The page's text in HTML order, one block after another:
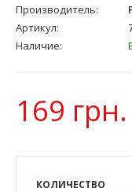
Производитель:
Артикул:
Наличие:
169 грн.
КОЛИЧЕСТВО